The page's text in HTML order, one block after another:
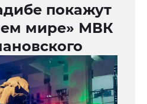
покажут
мире» МВК